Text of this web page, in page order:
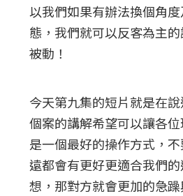
以我們如果有辦法換個角
態，我們就可以反客為主
被動！
今天第九集的短片就是在
個案的講解希望可以讓各
是一個最好的操作方式，
遠都會有更好更適合我們
想，那對方就會更加的急